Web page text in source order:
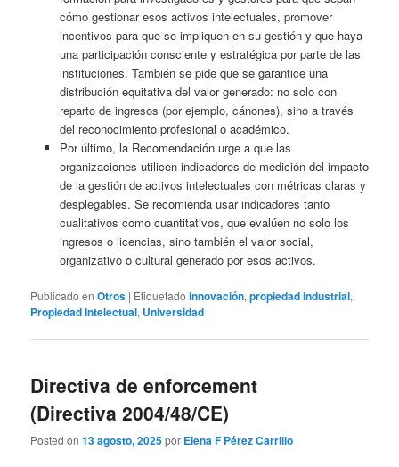
cómo gestionar esos activos intelectuales, promover
incentivos para que se impliquen en su gestión y que haya
una participación consciente y estratégica por parte de las
instituciones. También se pide que se garantice una
distribución equitativa del valor generado: no solo con
reparto de ingresos (por ejemplo, cánones), sino a través
del reconocimiento profesional o académico.
Por último, la Recomendación urge a que las
organizaciones utilicen indicadores de medición del impacto
de la gestión de activos intelectuales con métricas claras y
desplegables. Se recomienda usar indicadores tanto
cualitativos como cuantitativos, que evalúen no solo los
ingresos o licencias, sino también el valor social,
organizativo o cultural generado por esos activos.
Publicado en Otros | Etiquetado innovación,propiedad industrial,
Propiedad Intelectual, Universidad
Directiva de enforcement
(Directiva 2004/48/CE)
Posted on13 agosto, 2025por Elena F Pérez Carrillo